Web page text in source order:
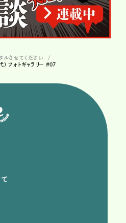
ルさせてください
） フォトギャラリー #07